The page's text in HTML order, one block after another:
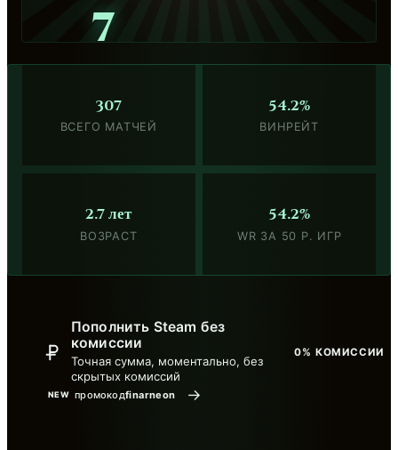
7
307
ВСЕГО МАТЧЕЙ
54.2%
ВИНРЕЙТ
2.7 лет
ВОЗРАСТ
54.2%
WR ЗА 50 Р. ИГР
0% КОМИССИИ
NEW промокодfinarneon
Пополнить Steam без
комиссии
Точная сумма, моментально, без
скрытых комиссий
→